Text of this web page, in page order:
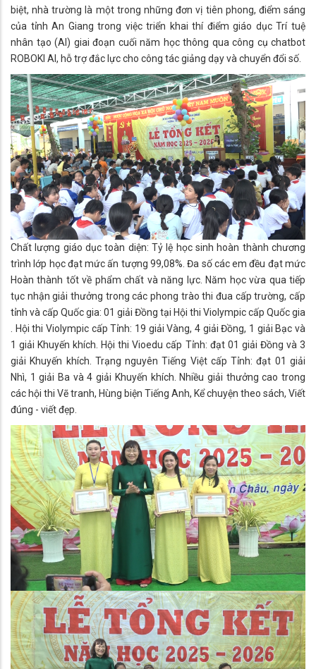
biệt, nhà trường là một trong những đơn vị tiên phong, điểm sáng
của tỉnh An Giang trong việc triển khai thí điểm giáo dục Trí tuệ
nhân tạo (AI) giai đoạn cuối năm học thông qua công cụ chatbot
ROBOKI AI, hỗ trợ đắc lực cho công tác giảng dạy và chuyển đổi số.
Chất lượng giáo dục toàn diện: Tỷ lệ học sinh hoàn thành chương
trình lớp học đạt mức ấn tượng 99,08%. Đa số các em đều đạt mức
Hoàn thành tốt về phẩm chất và năng lực. Năm học vừa qua tiếp
tục nhận giải thưởng trong các phong trào thi đua cấp trường, cấp
tỉnh và cấp Quốc gia: 01 giải Đồng tại Hội thi Violympic cấp Quốc gia
. Hội thi Violympic cấp Tỉnh: 19 giải Vàng, 4 giải Đồng, 1 giải Bạc và
1 giải Khuyến khích. Hội thi Vioedu cấp Tỉnh: đạt 01 giải Đồng và 3
giải Khuyến khích. Trạng nguyên Tiếng Việt cấp Tỉnh: đạt 01 giải
Nhì, 1 giải Ba và 4 giải Khuyến khích. Nhiều giải thưởng cao trong
các hội thi Vẽ tranh, Hùng biện Tiếng Anh, Kể chuyện theo sách, Viết
đúng - viết đẹp.